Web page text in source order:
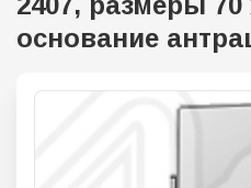
основание